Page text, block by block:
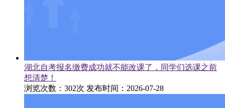
湖北自考报名缴费成功就不能改课了，同学们选课之前
想清楚！
浏览次数：302次 发布时间：2026-07-28